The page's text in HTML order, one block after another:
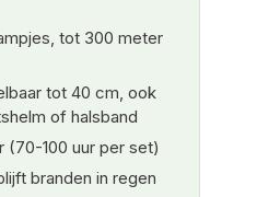
tot 300 meter
tot 40 cm, ook
of halsband
(70-100 uur per set)
branden in regen